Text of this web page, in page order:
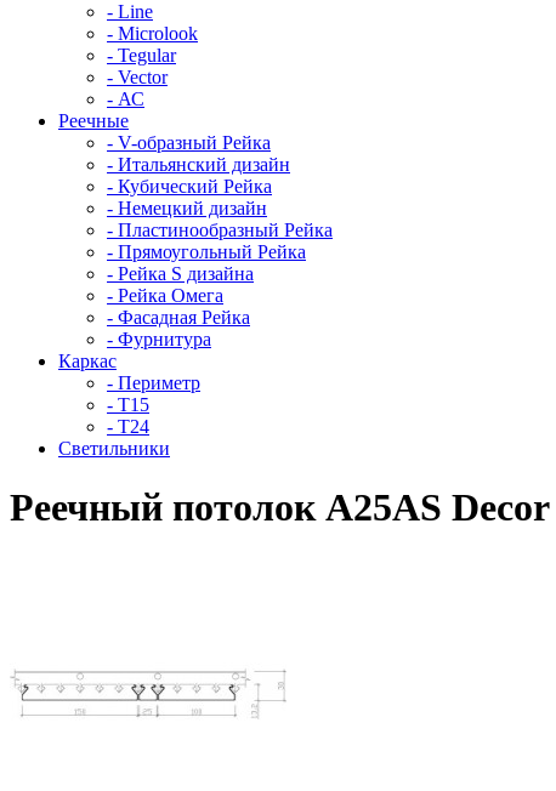
- Line
- Microlook
- Tegular
- Vector
- АС
Реечные
- V-образный Рейка
- Итальянский дизайн
- Кубический Рейка
- Немецкий дизайн
- Пластинообразный Рейка
- Прямоугольный Рейка
- Рейка S дизайна
- Рейка Омега
- Фасадная Рейка
- Фурнитура
Каркас
- Периметр
- Т15
- Т24
Светильники
Реечный потолок A25AS